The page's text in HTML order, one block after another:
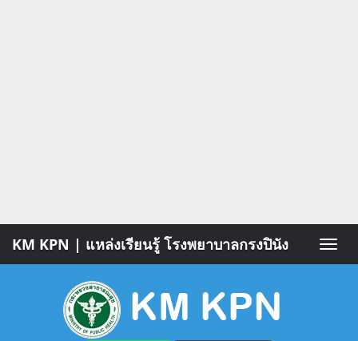
Toggle
KM KPN | แหล่งเรียนรู้ โรงพยาบาลกรงปินัง